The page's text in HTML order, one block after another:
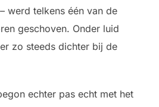
werd telkens één van de
geschoven. Onder luid
zo steeds dichter bij de
echter pas echt met het